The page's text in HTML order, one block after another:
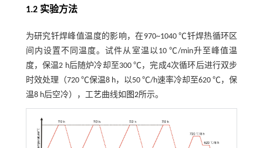
1.2 实验方法
为研究钎焊峰值温度的影响，在970~1040 ℃钎焊热循环区
间内设置不同温度。试件从室温以10 ℃/min升至峰值温
度，保温2 h后随炉冷却至300 ℃，完成4次循环后进行双步
时效处理（720 ℃保温8 h，以50 ℃/h速率冷却至620 ℃，保
温8 h后空冷），工艺曲线如 图2所示。